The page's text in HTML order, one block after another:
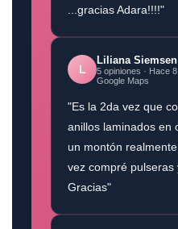
...gracias Adara!!!!"
L
Liliana Siemsen
5 opiniones · Hace
Google Maps
"Es la 2da vez que
anillos laminados en
un montón
vez compré pulseras
Gracias"